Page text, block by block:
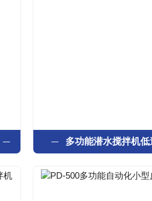
多功能潜水搅拌机